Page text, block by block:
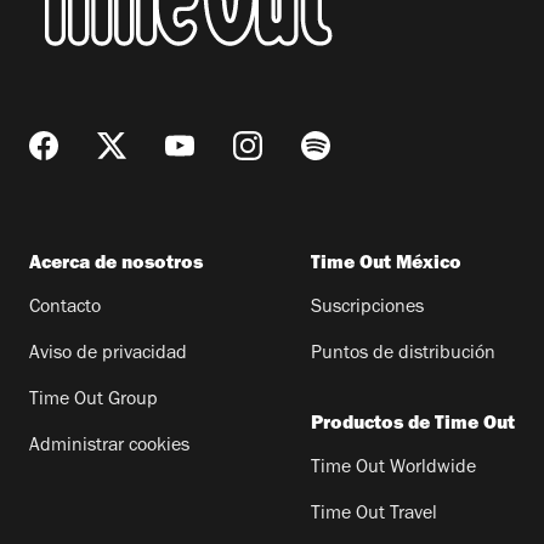
Acerca de nosotros
Contacto
Aviso de privacidad
Time Out Group
Administrar cookies
Time Out México
Suscripciones
Puntos de distribución
Productos de Time Out
Time Out Worldwide
Time Out Travel